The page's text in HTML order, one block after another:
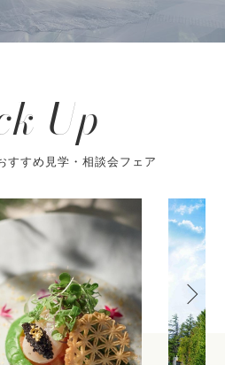
Up
すすめ見学・相談会フェア